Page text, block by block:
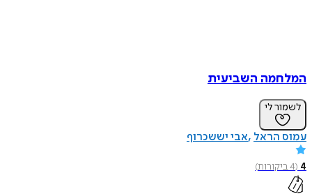
המלחמה השביעית
לשמור לי
עמוס הראל אבי יששכרוף
4
(
4ביקורות)